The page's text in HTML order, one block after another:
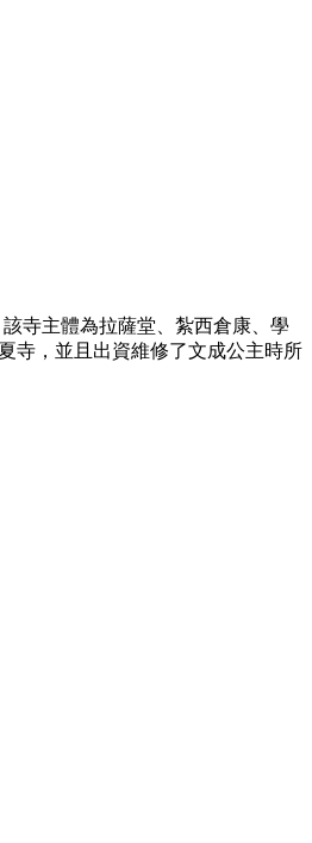
寺主體為拉薩堂、紮西倉康、學
寺，並且出資維修了文成公主時所